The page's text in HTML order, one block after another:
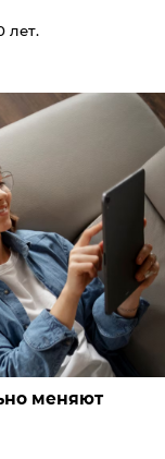
лет.
меняют